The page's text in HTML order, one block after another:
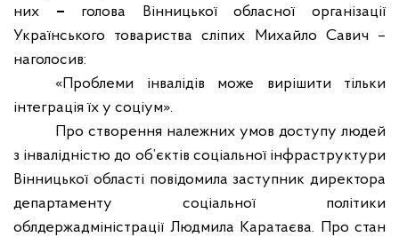
них – голова Вінницької обласної організації
Українського товариства сліпих Михайло Савич –
наголосив:
«Проблеми інвалідів може вирішити тільки
інтеграція їх у соціум».
Про створення належних умов доступу людей
з інвалідністю до об’єктів соціальної інфраструктури
Вінницької області повідомила заступник директора
департаменту соціальної політики
облдержадміністрації Людмила Каратаєва. Про стан